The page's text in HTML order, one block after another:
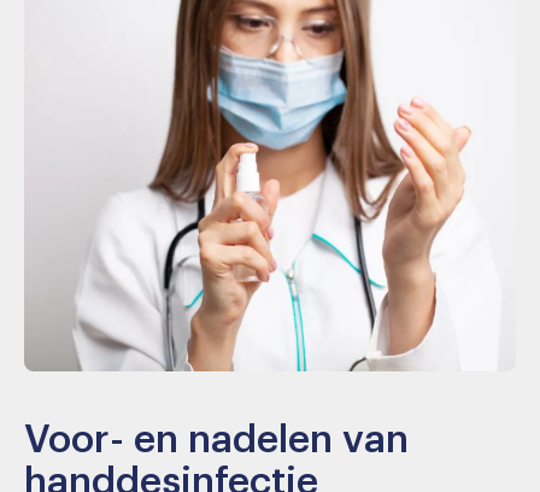
Voor- en nadelen van
handdesinfectie